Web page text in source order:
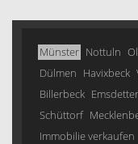
Münster Nottuln
Dülmen Havixbeck
Billerbeck
Schüttorf
Immobilie verkaufen